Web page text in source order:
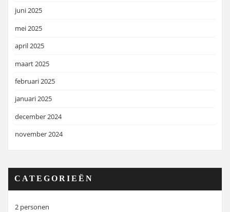
juni 2025
mei 2025
april 2025
maart 2025
februari 2025
januari 2025
december 2024
november 2024
CATEGORIEËN
2 personen